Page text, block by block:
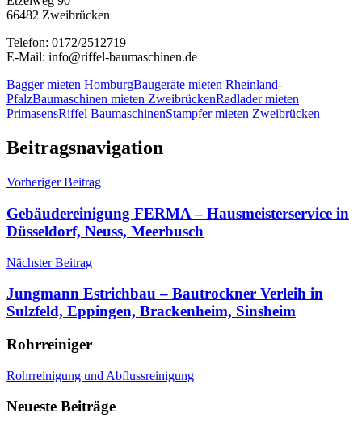
66482 Zweibrücken
Telefon: 0172/2512719
E-Mail: info@riffel-baumaschinen.de
Bagger mieten HomburgBaugeräte mieten Rheinland-
PfalzBaumaschinen mieten ZweibrückenRadlader mieten
PrimasensRiffel BaumaschinenStampfer mieten Zweibrücken
Beitragsnavigation
Vorheriger Beitrag
Gebäudereinigung FERMA – Hausmeisterservice in
Düsseldorf, Neuss, Meerbusch
Nächster Beitrag
Jungmann Estrichbau – Bautrockner Verleih in
Sulzfeld, Eppingen, Brackenheim, Sinsheim
Rohrreiniger
Rohrreinigung und Abflussreinigung
Neueste Beiträge